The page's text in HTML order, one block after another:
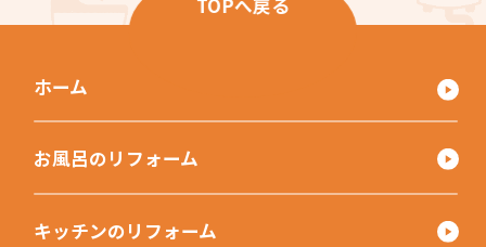
ホーム
お風呂のリフォーム
キッチンのリフォーム